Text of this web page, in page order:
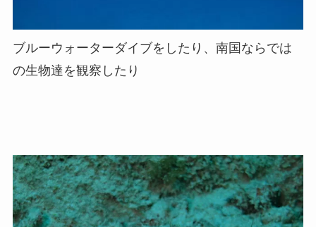
ブルーウォーターダイブをしたり、南国ならでは
の生物達を観察したり